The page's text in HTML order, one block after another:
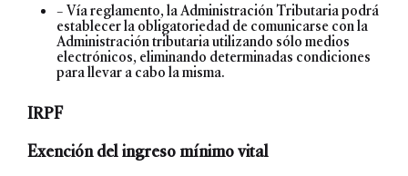
– Vía reglamento, la Administración Tributaria podrá
establecer la obligatoriedad de comunicarse con la
Administración tributaria utilizando sólo medios
electrónicos, eliminando determinadas condiciones
para llevar a cabo la misma.
IRPF
Exención del ingreso mínimo vital